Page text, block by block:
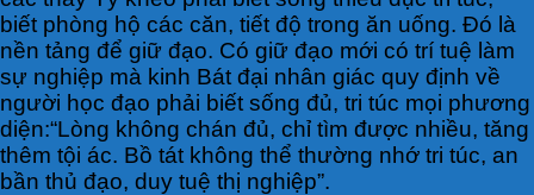
biết phòng hộ các căn, tiết độ trong ăn uống. Đó là
nền tảng để giữ đạo. Có giữ đạo mới có trí tuệ làm
sự nghiệp mà kinh Bát đại nhân giác quy định về
người học đạo phải biết sống đủ, tri túc mọi phương
diện:“Lòng không chán đủ, chỉ tìm được nhiều, tăng
thêm tội ác. Bồ tát không thể thường nhớ tri túc, an
bần thủ đạo, duy tuệ thị nghiệp”.